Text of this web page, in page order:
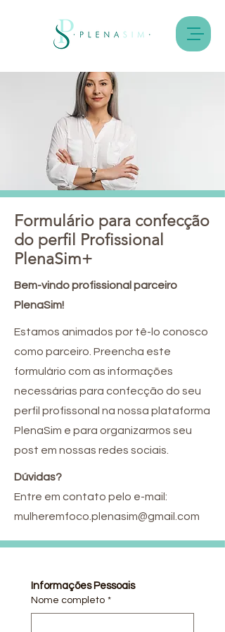
Formulário para confecção
do perfil Profissional
PlenaSim+
Bem-vindo profissional parceiro
PlenaSim!
Estamos animados por tê-lo conosco
como parceiro. Preencha este
formulário com as informações
necessárias para confecção do seu
perfil profissonal na nossa plataforma
PlenaSim e para organizarmos seu
post em nossas redes sociais.
Dúvidas?
Entre em contato pelo e-mail:
mulheremfoco.plenasim@gmail.com
Informações Pessoais
Nome completo *